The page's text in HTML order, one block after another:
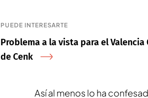
PUEDE INTERESARTE
Problema a la vista para el
de Cenk
Así al menos lo ha